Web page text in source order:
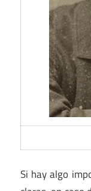
Si hay algo